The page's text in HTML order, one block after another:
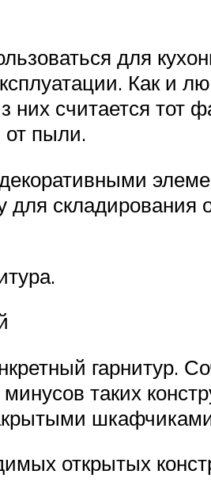
для
Как и
считается тот
от пыли.
складирования
гарнитур.
таких
открытых